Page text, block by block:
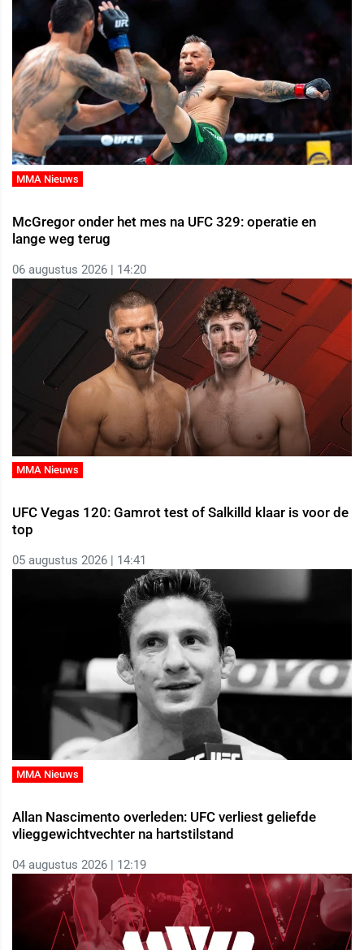
MMA Nieuws
McGregor onder het mes na UFC 329: operatie en
lange weg terug
06 augustus 2026 | 14:20
MMA Nieuws
UFC Vegas 120: Gamrot test of Salkilld klaar is voor de
top
05 augustus 2026 | 14:41
MMA Nieuws
Allan Nascimento overleden: UFC verliest geliefde
vlieggewichtvechter na hartstilstand
04 augustus 2026 | 12:19